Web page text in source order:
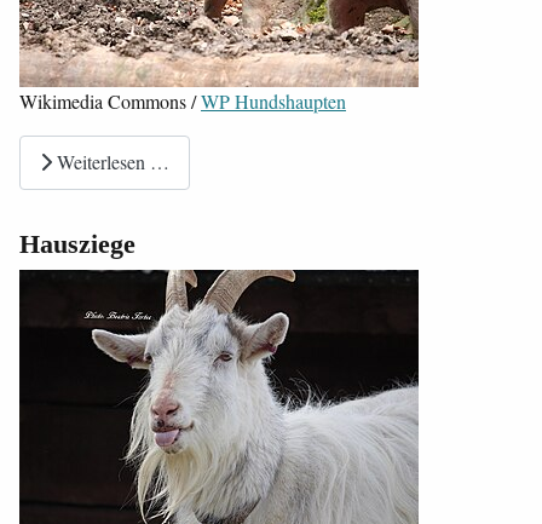
Wikimedia Commons /WP Hundshaupten
Weiterlesen …
Hausziege